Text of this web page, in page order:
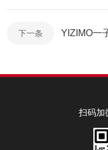
下一条 YIZIMO一
扫码加